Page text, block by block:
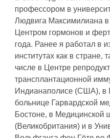
профессором в
Людвига Максимилиана
Центром гормонов и
года. Ранее я работал в
институтах как в стране,
числе в Центре
трансплантационной
Индианаполисе (США), в
больнице Гарвардской
Бостоне, в Медицинской
(Великобритания) и в